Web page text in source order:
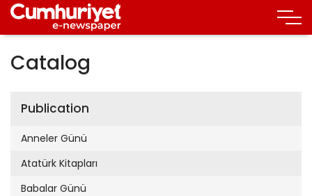
Catalog
Publication
Anneler Günü
Atatürk Kitapları
Babalar Günü